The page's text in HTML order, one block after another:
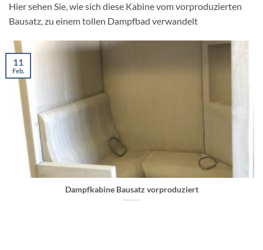
Hier sehen Sie, wie sich diese Kabine vom vorproduzierten
Bausatz, zu einem tollen Dampfbad verwandelt
Dampfkabine Bausatz vorproduziert
11
Feb.